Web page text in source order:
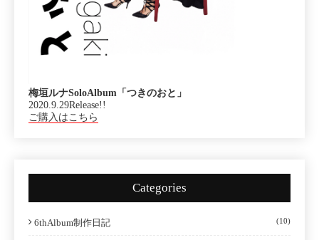
梅垣ルナSoloAlbum「つきのおと」
2020.9.29Release!!
ご購入はこちら
Categories
6thAlbum制作日記 (10)